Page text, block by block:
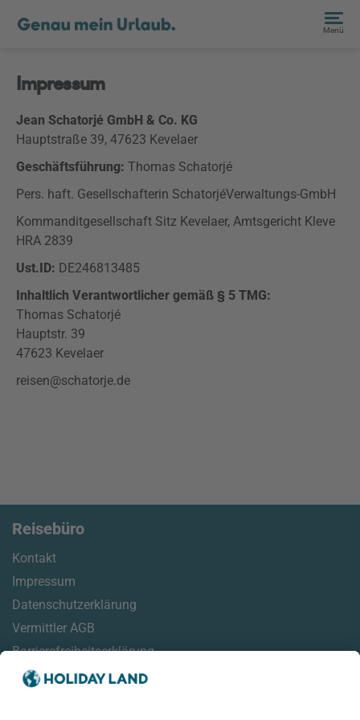
Menü
Impressum
Jean Schatorjé GmbH & Co. KG
Hauptstraße 39, 47623 Kevelaer
Geschäftsführung: Thomas Schatorjé
Pers. haft. Gesellschafterin SchatorjéVerwaltungs-GmbH
Kommanditgesellschaft Sitz Kevelaer, Amtsgericht Kleve
HRA 2839
Ust.ID: DE246813485
Inhaltlich Verantwortlicher gemäß § 5 TMG:
Thomas Schatorjé
Hauptstr. 39
47623 Kevelaer
reisen@schatorje.de
Reisebüro
Kontakt
Impressum
Datenschutzerklärung
Vermittler AGB
Barrierefreiheitserklärung